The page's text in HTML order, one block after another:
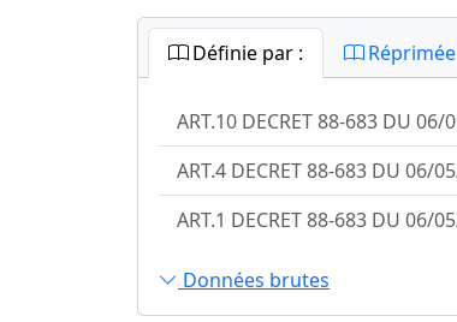
Définie par :
ART.10 DECRET 88-683 DU 06/
ART.4 DECRET 88-683 DU 06/
ART.1 DECRET 88-683 DU 06/
Données brutes